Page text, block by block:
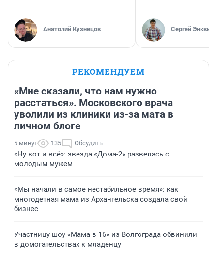
Анатолий Кузнецов Сергей Энквист
РЕКОМЕНДУЕМ
«Мне сказали, что нам нужно
расстаться». Московского врача
уволили из клиники из-за мата в
личном блоге
5 минут 135 Обсудить
«Ну вот и всё»: звезда «Дома-2» развелась с
молодым мужем
«Мы начали в самое нестабильное время»: как
многодетная мама из Архангельска создала свой
бизнес
Участницу шоу «Мама в 16» из Волгограда обвинили
в домогательствах к младенцу